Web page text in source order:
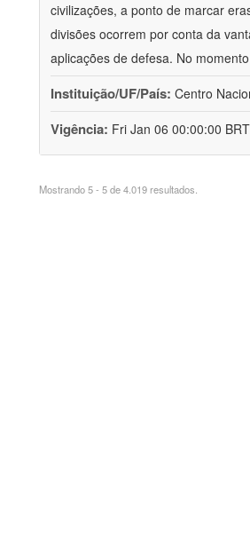
civilizações, a ponto de marcar
divisões ocorrem por conta da
aplicações de defesa. No
Instituição/UF/País: Centro
Vigência: Fri Jan 06 00:00:00
Mostrando 5 - 5 de 4.019 resultados.